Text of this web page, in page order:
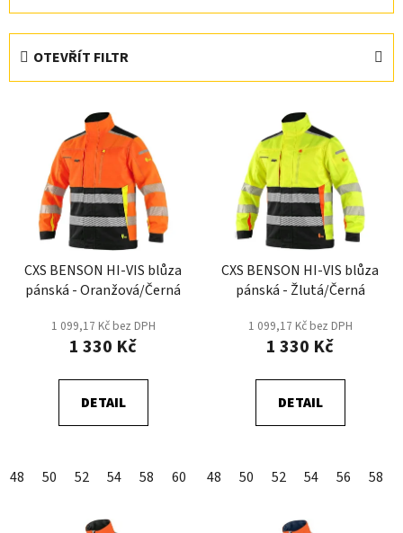
z
OTEVŘÍT FILTR
CXS BENSON HI-VIS blůza
pánská - Oranžová/Černá
1 099,17 Kč bez DPH
1 330 Kč
DETAIL
48 50 52 54 58 60 62 64 66 68
CXS BENSON HI-VIS blůza
pánská - Žlutá/Černá
1 099,17 Kč bez DPH
1 330 Kč
DETAIL
48 50 52 54 56 58